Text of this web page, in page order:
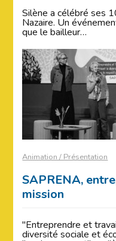
Silène a célébré ses
Nazaire. Un
que le bailleur…
Animation / Présentation
SAPRENA,
mission
"Entreprendre et
diversité sociale et